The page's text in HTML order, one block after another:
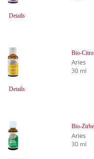
Details
Details
Bio-
Aries
30 ml
Bio-
Aries
30 ml